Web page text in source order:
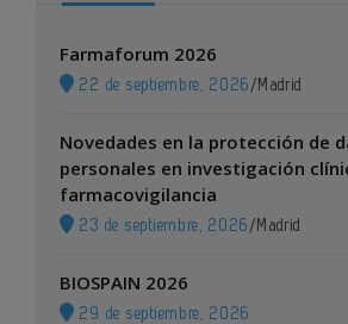
Farmaforum 2026
22 de septiembre, 2026 / Madrid
Novedades en la protección de
personales en investigación
farmacovigilancia
23 de septiembre, 2026 / Madrid
BIOSPAIN 2026
29 de septiembre, 2026